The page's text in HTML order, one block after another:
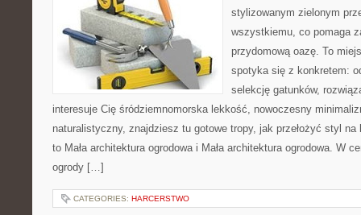
stylizowanym zielonym
wszystkiemu, co pomaga
przydomową oazę. To
spotyka się z konkretem:
selekcję gatunków,
interesuje Cię śródziemnomorska lekkość, nowoczesny
naturalistyczny, znajdziesz tu gotowe tropy, jak przełożyć styl na
to Mała architektura ogrodowa i Mała architektura ogrodowa. W
ogrody […]
CATEGORIES: HARCERSTWO